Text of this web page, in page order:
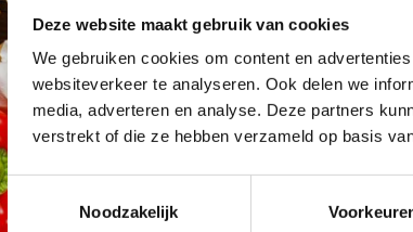
Deze website maakt gebruik van cookies
We gebruiken cookies om content en
websiteverkeer te analyseren. Ook delen we
media, adverteren en analyse. Deze partners
verstrekt of die ze hebben verzameld op basis
Toestemmingsselectie
Noodzakelijk